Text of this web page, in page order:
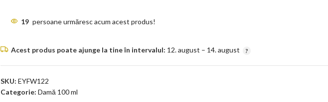
19 persoane urmăresc acum acest produs!
Acest produs poate ajunge la tine în intervalul: 12. august – 14. august
SKU: EYFW122
Categorie: Damă 100 ml